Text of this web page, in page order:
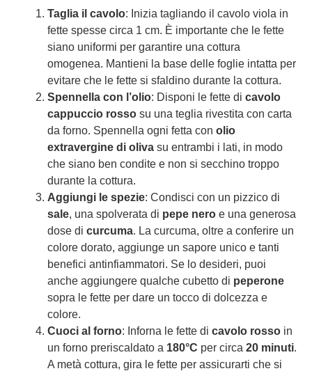
Taglia il cavolo: Inizia tagliando il cavolo viola in
fette spesse circa 1 cm. È importante che le fette
siano uniformi per garantire una cottura
omogenea. Mantieni la base delle foglie intatta per
evitare che le fette si sfaldino durante la cottura.
Spennella con l’olio: Disponi le fette di cavolo
cappuccio rosso su una teglia rivestita con carta
da forno. Spennella ogni fetta con olio
extravergine di oliva su entrambi i lati, in modo
che siano ben condite e non si secchino troppo
durante la cottura.
Aggiungi le spezie: Condisci con un pizzico di
sale, una spolverata di pepe nero e una generosa
dose di curcuma. La curcuma, oltre a conferire un
colore dorato, aggiunge un sapore unico e tanti
benefici antinfiammatori. Se lo desideri, puoi
anche aggiungere qualche cubetto di peperone
sopra le fette per dare un tocco di dolcezza e
colore.
Cuoci al forno: Inforna le fette di cavolo rosso in
un forno preriscaldato a 180°C per circa 20 minuti.
A metà cottura, gira le fette per assicurarti che si